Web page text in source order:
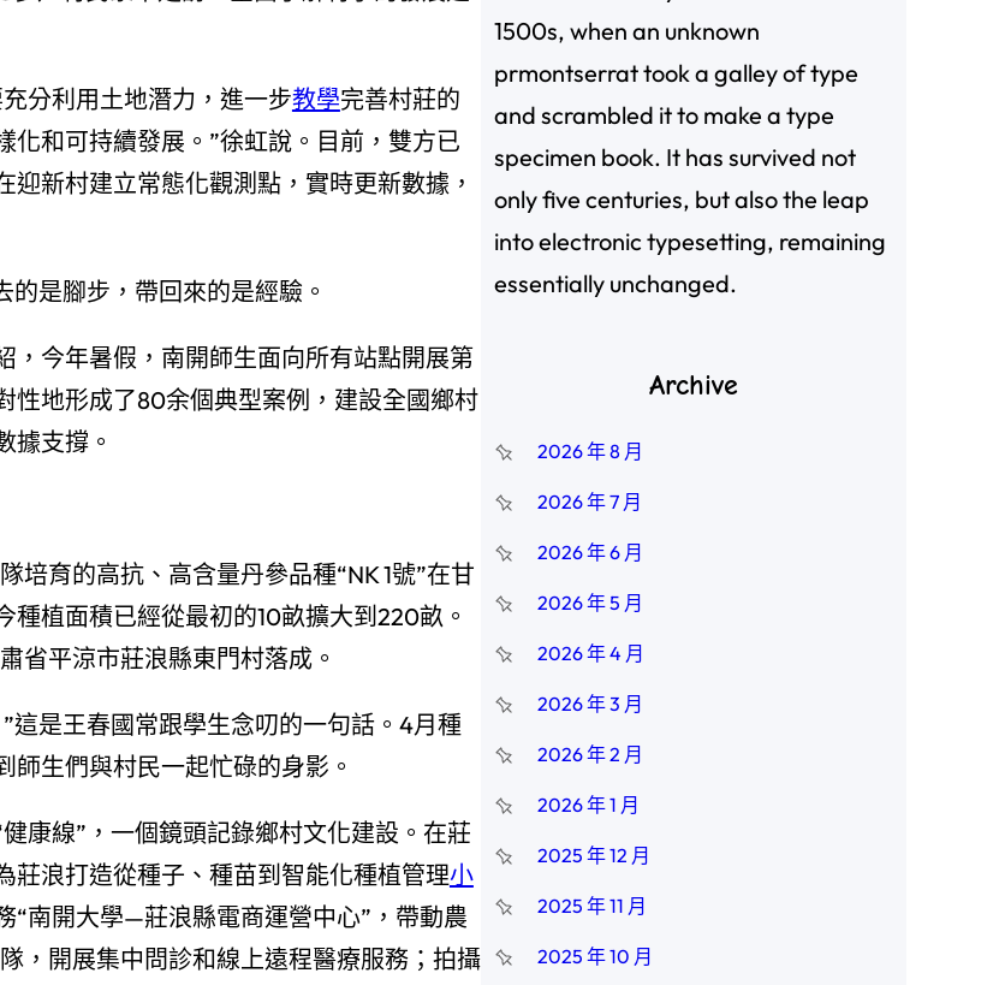
分利用土地潛力，進一步教學完善村莊的
和可持續發展。”徐虹說。目前，雙方已
新村建立常態化觀測點，實時更新數據，
是腳步，帶回來的是經驗。
，今年暑假，南開師生面向所有站點開展第
性地形成了80余個典型案例，建設全國鄉村
據支撐。
育的高抗、高含量丹參品種“NK 1號”在甘
植面積已經從最初的10畝擴大到220畝。
省平涼市莊浪縣東門村落成。
”這是王春國常跟學生念叨的一句話。4月種
生們與村民一起忙碌的身影。
康線”，一個鏡頭記錄鄉村文化建設。在莊
莊浪打造從種子、種苗到智能化種植管理小
“南開大學—莊浪縣電商運營中心”，帶動農
，開展集中問診和線上遠程醫療服務；拍攝
1500s, when an unknown
prmontserrat took a galley of type
and scrambled it to make a type
specimen book. It has survived not
only five centuries, but also the leap
into electronic typesetting, remaining
essentially unchanged.
Archive
2026 年 8 月
2026 年 7 月
2026 年 6 月
2026 年 5 月
2026 年 4 月
2026 年 3 月
2026 年 2 月
2026 年 1 月
2025 年 12 月
2025 年 11 月
2025 年 10 月